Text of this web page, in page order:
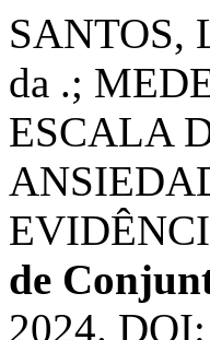
SANTOS,
da .;
ESCALA
de
2024.